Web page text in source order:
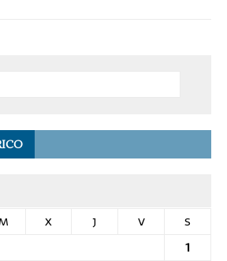
X J V
S
1